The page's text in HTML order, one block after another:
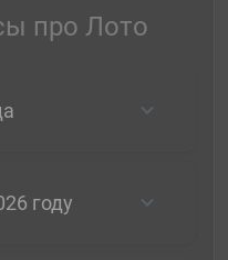
про Лото
году